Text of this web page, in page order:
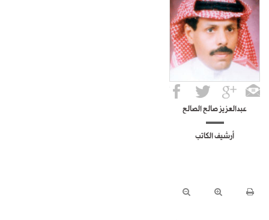
عبدالعزيز صالح الصالح
أرشيف الكاتب